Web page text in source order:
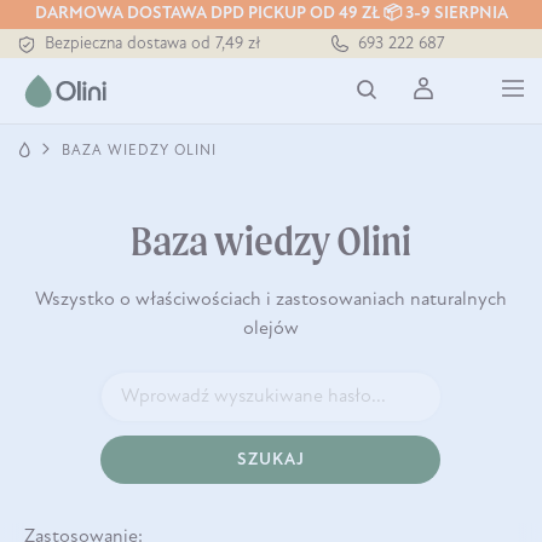
DARMOWA DOSTAWA DPD PICKUP OD 49 ZŁ 📦 3-9 SIERPNIA
Bezpieczna dostawa od 7,49 zł
Darmowa dostawa od 199 zł
Tłoczony zawsze na zimno
693 222 687
BAZA WIEDZY OLINI
Baza wiedzy Olini
Wszystko o właściwościach i zastosowaniach naturalnych
olejów
SZUKAJ
Zastosowanie: